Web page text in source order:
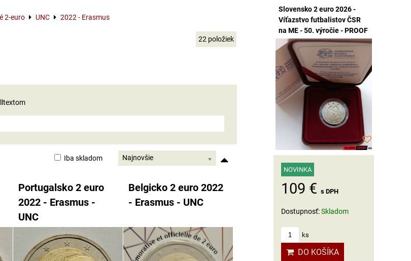
2-euro UNC 2022 - Erasmus
22 položiek
Najnovšie
Iba skladom
Portugalsko 2 euro
2022 - Erasmus -
UNC
Belgicko 2 euro 2022
- Erasmus - UNC
Slovensko 2 euro 2026 -
Víťazstvo futbalistov ČSR
na ME - 50. výročie - PROOF
NOVINKA
109 € s DPH
Dostupnosť:Skladom
ks
DO KOŠÍKA